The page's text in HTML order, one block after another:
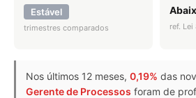
Estável
trimestres comparados ref.
Nos últimos 12 meses, 0,19% das
Gerente de Processos foram de